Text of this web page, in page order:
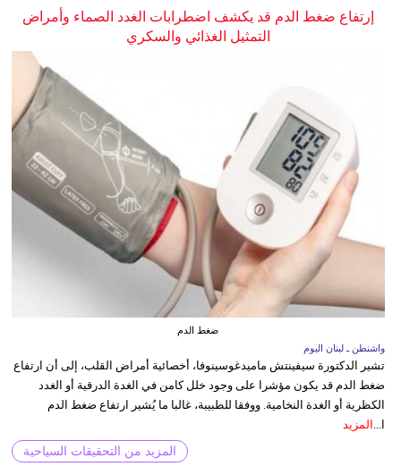
إرتفاع ضغط الدم قد يكشف اضطرابات الغدد الصماء وأمراض
التمثيل الغذائي والسكري
ضغط الدم
واشنطن ـ لبنان اليوم
تشير الدكتورة سيفينتش ماميدغوسينوفا، أخصائية أمراض القلب، إلى أن ارتفاع
ضغط الدم قد يكون مؤشرا على وجود خلل كامن في الغدة الدرقية أو الغدد
الكظرية أو الغدة النخامية. ووفقا للطبيبة، غالبا ما يُشير ارتفاع ضغط الدم
ا...
المزيد
المزيد من التحقيقات السياحية